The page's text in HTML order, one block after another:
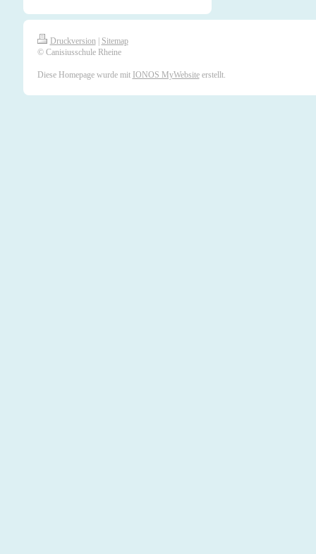
Druckversion
Sitemap
© Canisiusschule Rheine
Diese Homepage wurde mit IONOS MyWebsiteerstellt.